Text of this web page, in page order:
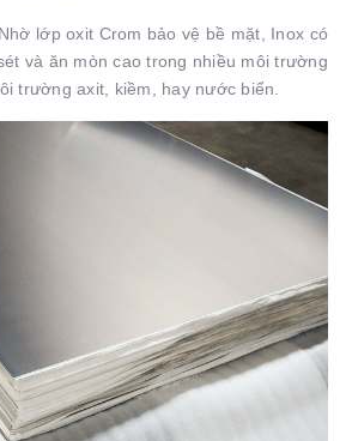
lớp oxit Crom bảo vệ bề mặt, Inox có
và ăn mòn cao trong nhiều môi trường
trường axit, kiềm, hay nước biển.